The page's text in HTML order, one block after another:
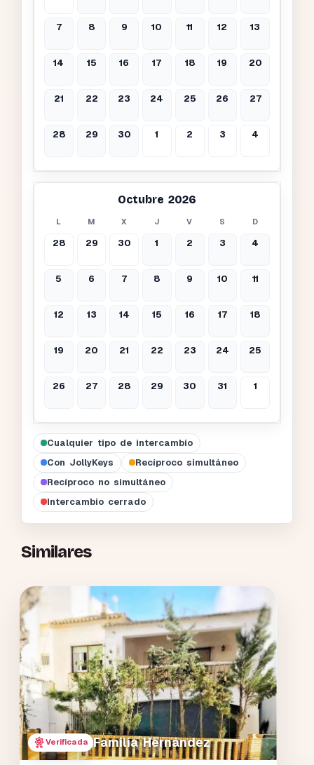
7 8 9 10 11 12 13
14 15 16 17 18 19 20
21 22 23 24 25 26 27
28 29 30 1 2 3 4
Octubre 2026
L M X J V S D
28 29 30 1 2 3 4
5 6 7 8 9 10 11
12 13 14 15 16 17 18
19 20 21 22 23 24 25
26 27 28 29 30 31 1
Cualquier tipo de intercambio
Con JollyKeys
Recíproco simultáneo
Recíproco no simultáneo
Intercambio cerrado
Similares
Verificada Familia Hernández